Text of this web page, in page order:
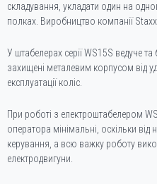
складування, укладати один на
полках. Виробництво компанії
У штабелерах серії WS15S ведуче
захищені металевим корпусом від
експлуатації коліс.
При роботі з електроштабелером
оператора мінімальні, оскільки від
керування, а всю важку роботу
електродвигуни.